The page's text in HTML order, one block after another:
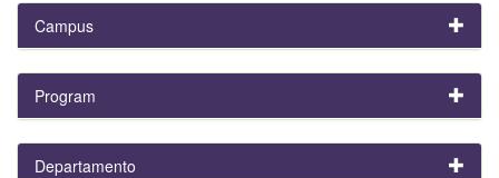
Campus
Program
Departamento